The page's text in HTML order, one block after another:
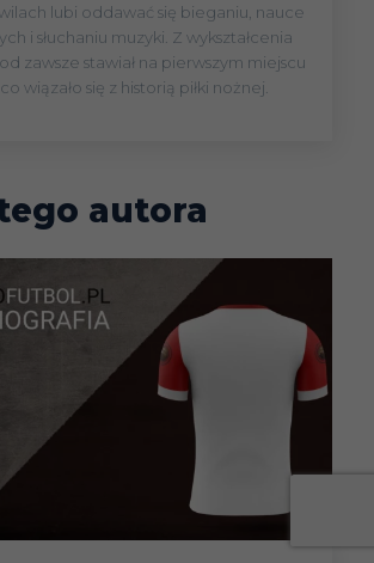
lubi oddawać się bieganiu, nauce
i słuchaniu muzyki. Z wykształcenia
zawsze stawiał na pierwszym miejscu
wiązało się z historią piłki nożnej.
autora